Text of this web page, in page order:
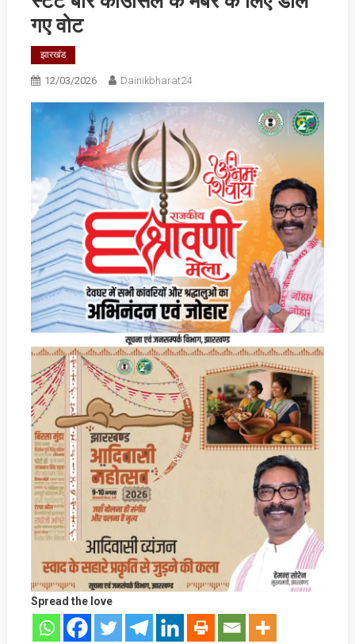
गए वोट
झारखंड
12/03/2026 Dainikbharat24
Spread the love